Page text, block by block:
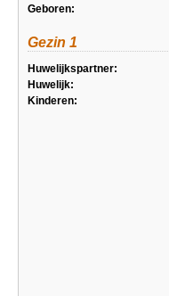
Geboren:
Gezin 1
Huwelijkspartner:
Huwelijk:
Kinderen: